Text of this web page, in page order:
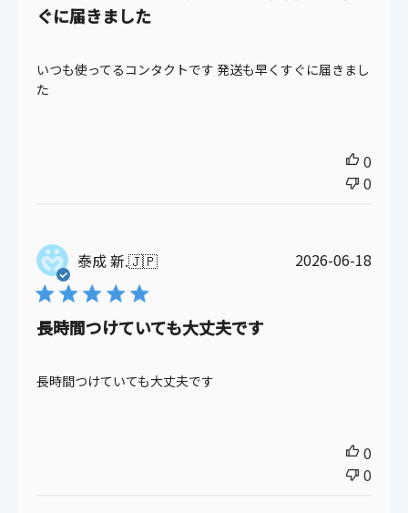
キャンセル
ぐに届きました
いつも使ってるコンタクトです 発送も早くすぐに届きまし
た
0
0
泰成 新.🇯🇵
長時間つけていても大丈夫です
長時間つけていても大丈夫です
公
2026-06-18
0
0